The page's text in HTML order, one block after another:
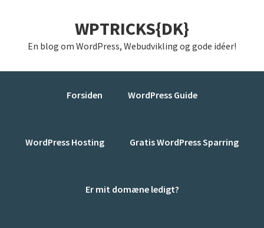
indhold
WPTRICKS{DK}
En blog om WordPress, Webudvikling og gode idéer!
Forsiden WordPress Guide
WordPress Hosting Gratis WordPress Sparring
Er mit domæne ledigt?